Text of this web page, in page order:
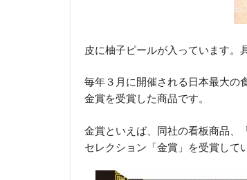
皮に柚子ピールが入っています。
毎年３月に開催される日本最大の
金賞を受賞した商品です。
金賞といえば、同社の看板商品
セレクション「金賞」を受賞して